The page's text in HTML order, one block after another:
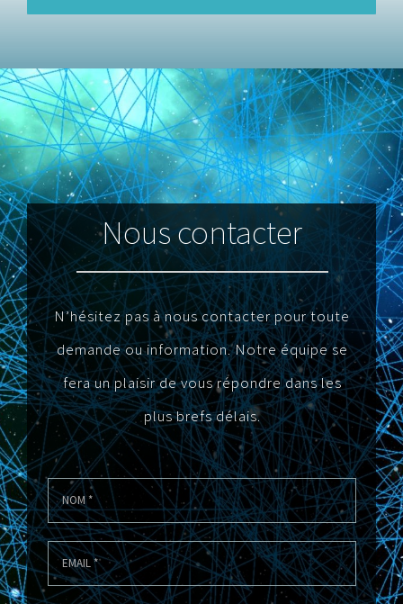
Nous contacter
N’hésitez pas à nous contacter pour toute
demande ou information. Notre équipe se
fera un plaisir de vous répondre dans les
plus brefs délais.